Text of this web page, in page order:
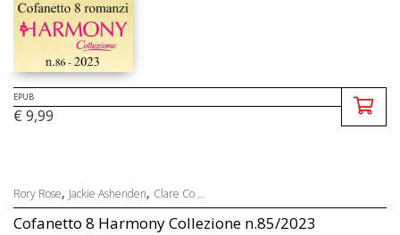
EPUB
€ 9,99
Rory Rose, Jackie Ashenden, Clare Co ...
Cofanetto 8 Harmony Collezione n.85/2023